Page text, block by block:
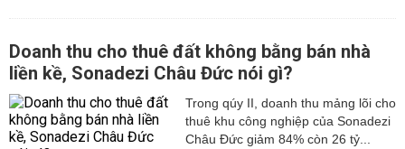
Doanh thu cho thuê đất không bằng bán nhà
liền kề, Sonadezi Châu Đức nói gì?
Trong qúy II, doanh thu mảng lõi cho
thuê khu công nghiệp của Sonadezi
Châu Đức giảm 84% còn 26 tỷ...